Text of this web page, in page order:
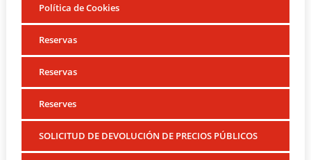
Política de Cookies
Reservas
Reservas
Reserves
SOLICITUD DE DEVOLUCIÓN DE PRECIOS PÚBLICOS